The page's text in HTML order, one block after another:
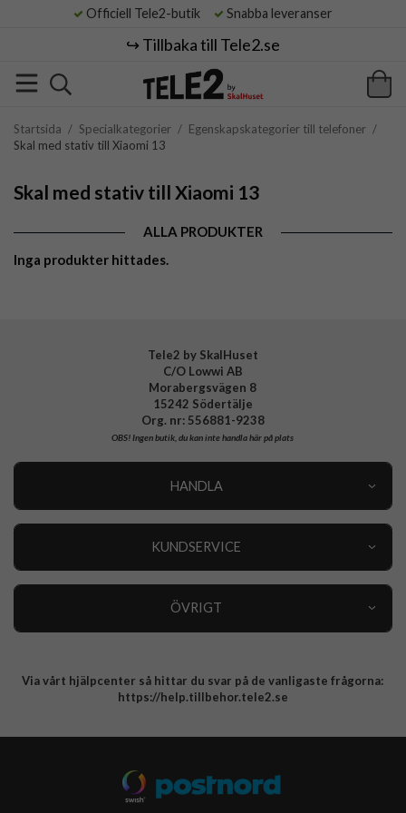
Officiell Tele2-butik Snabba leveranser
↪️ Tillbaka till Tele2.se
Startsida / Specialkategorier / Egenskapskategorier till telefoner /
Skal med stativ till Xiaomi 13
Skal med stativ till Xiaomi 13
ALLA PRODUKTER
Inga produkter hittades.
Tele2 by SkalHuset
C/O Lowwi AB
Morabergsvägen 8
15242 Södertälje
Org. nr: 556881-9238
OBS!Ingen butik, du kan inte handla här på plats
HANDLA
KUNDSERVICE
ÖVRIGT
Integritetspolicy
Via vårt hjälpcenter så hittar du svar på de vanligaste frågorna:
https://help.tillbehor.tele2.se